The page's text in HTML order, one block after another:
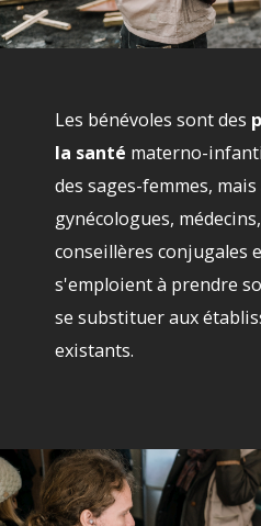
Les bénévoles sont des
la santé materno-
des sages-femmes,
gynécologues,
conseillères conjugales
s'emploient à prendre
se substituer aux
existants.